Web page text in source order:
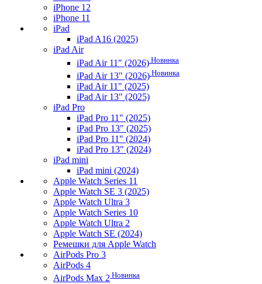
iPhone 12
iPhone 11
iPad
iPad A16 (2025)
iPad Air
iPad Air 11" (2026) Новинка
iPad Air 13" (2026) Новинка
iPad Air 11" (2025)
iPad Air 13" (2025)
iPad Pro
iPad Pro 11" (2025)
iPad Pro 13" (2025)
iPad Pro 11" (2024)
iPad Pro 13" (2024)
iPad mini
iPad mini (2024)
Apple Watch Series 11
Apple Watch SE 3 (2025)
Apple Watch Ultra 3
Apple Watch Series 10
Apple Watch Ultra 2
Apple Watch SE (2024)
Ремешки для Apple Watch
AirPods Pro 3
AirPods 4
AirPods Max 2 Новинка